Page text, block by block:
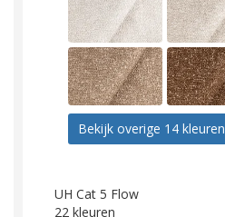
Bekijk overige 14 kleuren
UH Cat 5 Flow
22 kleuren